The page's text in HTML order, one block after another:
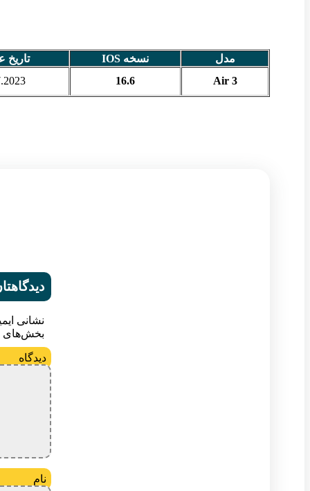
مدل نسخه IOS
Air 3
16.6
نشانی
بخش‌های